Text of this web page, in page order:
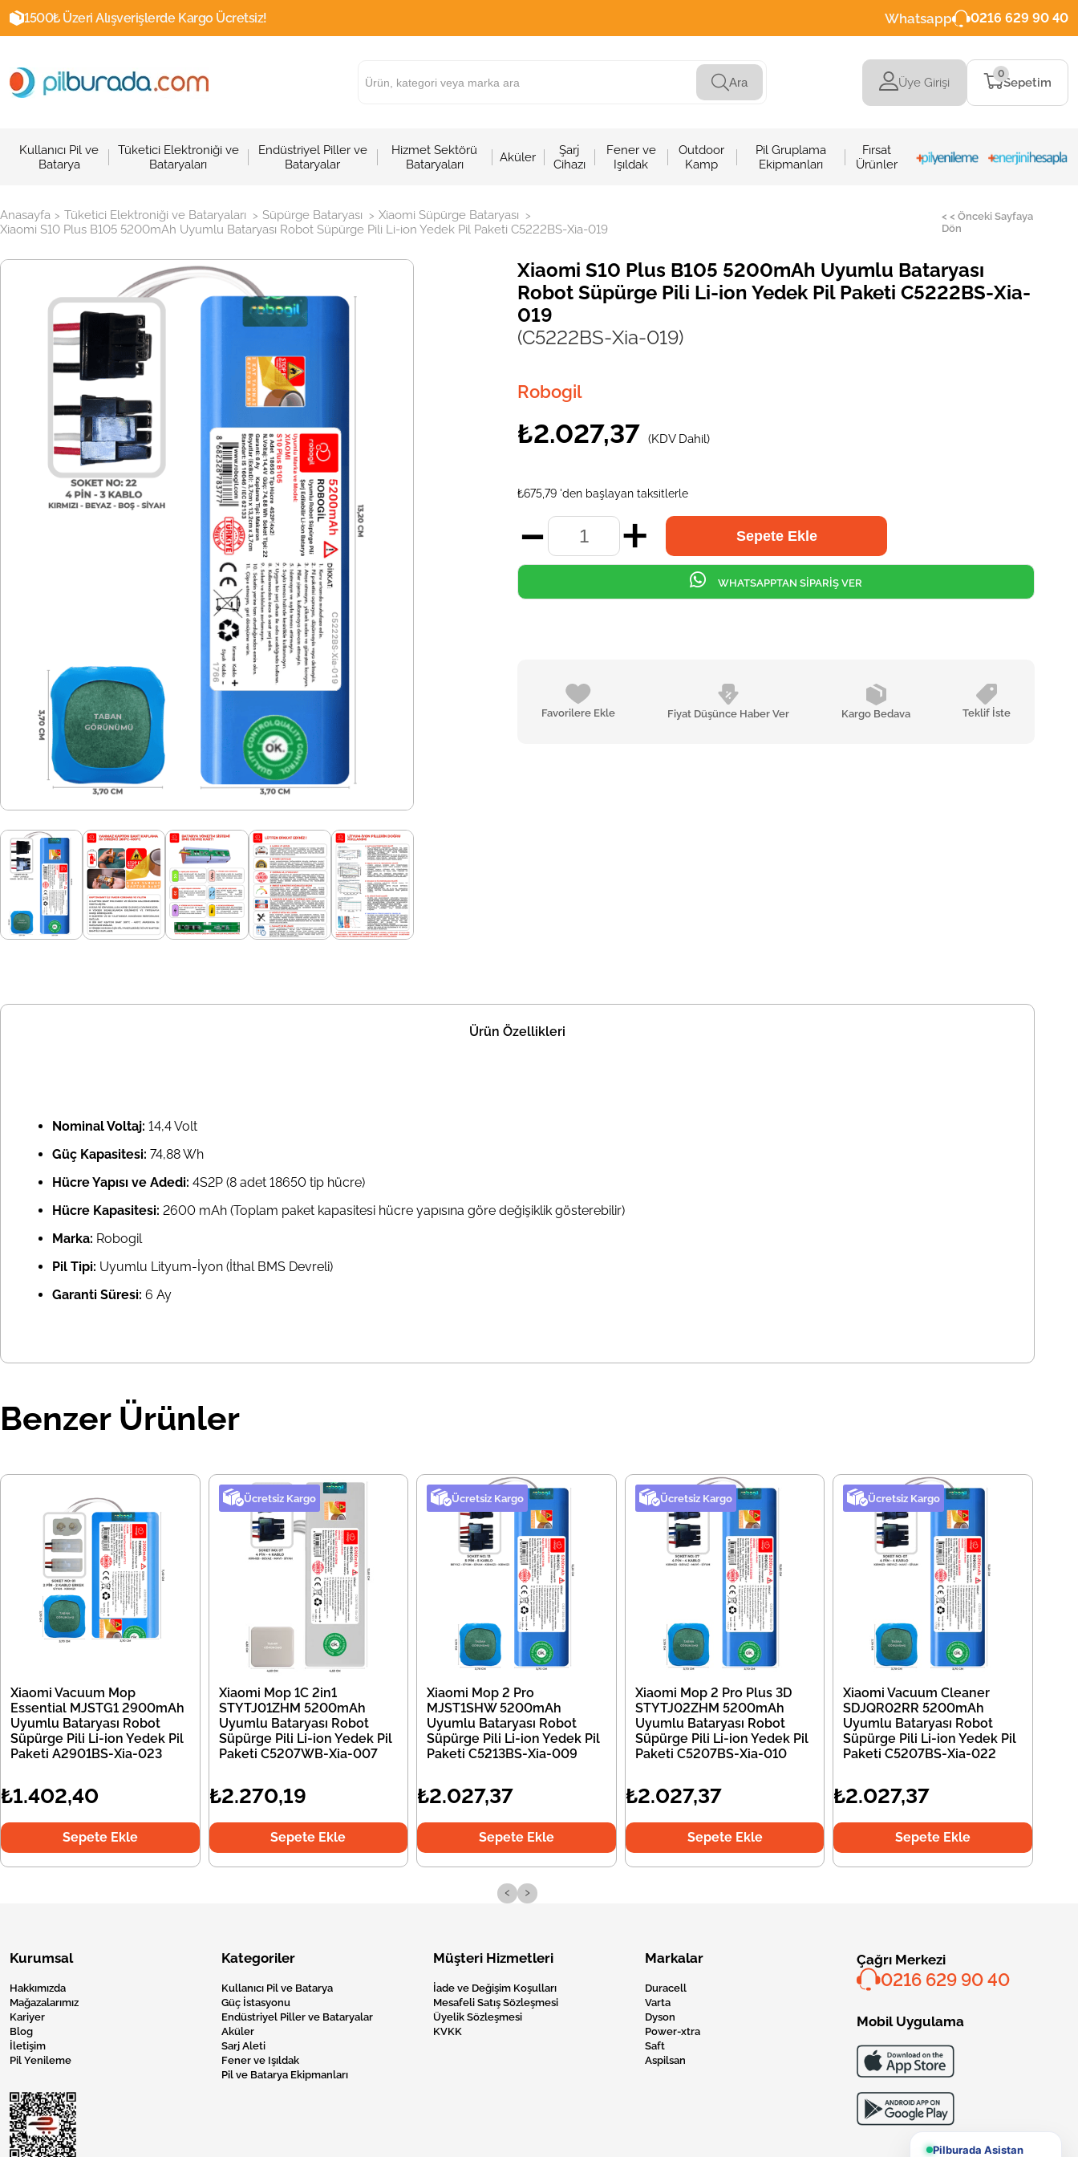
1500₺ Üzeri Alışverişlerde Kargo Ücretsiz! Whatsapp 0216 629 90 40
Ara Üye Girişi Sepetim
0
Kullanıcı Pil ve
Batarya
Tüketici Elektroniği ve
Bataryaları
Endüstriyel Piller ve
Bataryalar
Hizmet Sektörü
Bataryaları
Aküler
Şarj
Cihazı
Fener ve
Işıldak
Outdoor
Kamp
Pil Gruplama
Ekipmanları
Fırsat
Ürünler
Anasayfa > Tüketici Elektroniği ve Bataryaları > Süpürge Bataryası > Xiaomi Süpürge Bataryası >
Xiaomi S10 Plus B105 5200mAh Uyumlu Bataryası Robot Süpürge Pili Li-ion Yedek Pil Paketi C5222BS-Xia-019
< < Önceki Sayfaya
Dön
Xiaomi S10 Plus B105 5200mAh Uyumlu Bataryası
Robot Süpürge Pili Li-ion Yedek Pil Paketi C5222BS-Xia-
019
(C5222BS-Xia-019)
Robogil
₺2.027,37 (KDV Dahil)
₺675,79 'den başlayan taksitlerle
Favorilere Ekle Fiyat Düşünce Haber Ver Kargo Bedava Teklif İste
WHATSAPPTAN SİPARİŞ VER
Ürün Özellikleri
Nominal Voltaj: 14,4 Volt
Güç Kapasitesi: 74,88 Wh
Hücre Yapısı ve Adedi: 4S2P (8 adet 18650 tip hücre)
Hücre Kapasitesi: 2600 mAh (Toplam paket kapasitesi hücre yapısına göre değişiklik gösterebilir)
Marka: Robogil
Pil Tipi: Uyumlu Lityum-İyon (İthal BMS Devreli)
Garanti Süresi: 6 Ay
Benzer Ürünler
Xiaomi Vacuum Mop
Essential MJSTG1 2900mAh
Uyumlu Bataryası Robot
Süpürge Pili Li-ion Yedek Pil
Paketi A2901BS-Xia-023
₺1.402,40
Sepete Ekle
Ücretsiz Kargo
Xiaomi Mop 1C 2in1
STYTJ01ZHM 5200mAh
Uyumlu Bataryası Robot
Süpürge Pili Li-ion Yedek Pil
Paketi C5207WB-Xia-007
₺2.270,19
Sepete Ekle
Ücretsiz Kargo
Xiaomi Mop 2 Pro
MJST1SHW 5200mAh
Uyumlu Bataryası Robot
Süpürge Pili Li-ion Yedek Pil
Paketi C5213BS-Xia-009
₺2.027,37
Sepete Ekle
Ücretsiz Kargo
Xiaomi Mop 2 Pro Plus 3D
STYTJ02ZHM 5200mAh
Uyumlu Bataryası Robot
Süpürge Pili Li-ion Yedek Pil
Paketi C5207BS-Xia-010
₺2.027,37
Sepete Ekle
Ücretsiz Kargo
Xiaomi Vacuum Cleaner
SDJQR02RR 5200mAh
Uyumlu Bataryası Robot
Süpürge Pili Li-ion Yedek Pil
Paketi C5207BS-Xia-022
₺2.027,37
Sepete Ekle
‹ ›
Kurumsal
Hakkımızda
Mağazalarımız
Kariyer
Blog
İletişim
Pil Yenileme
Kategoriler
Kullanıcı Pil ve Batarya
Güç İstasyonu
Endüstriyel Piller ve Bataryalar
Aküler
Sarj Aleti
Fener ve Işıldak
Pil ve Batarya Ekipmanları
Müşteri Hizmetleri
İade ve Değişim Koşulları
Mesafeli Satış Sözleşmesi
Üyelik Sözleşmesi
KVKK
Markalar
Duracell
Varta
Dyson
Power-xtra
Saft
Aspilsan
Çağrı Merkezi
0216 629 90 40
Mobil Uygulama
Pilburada Asistan